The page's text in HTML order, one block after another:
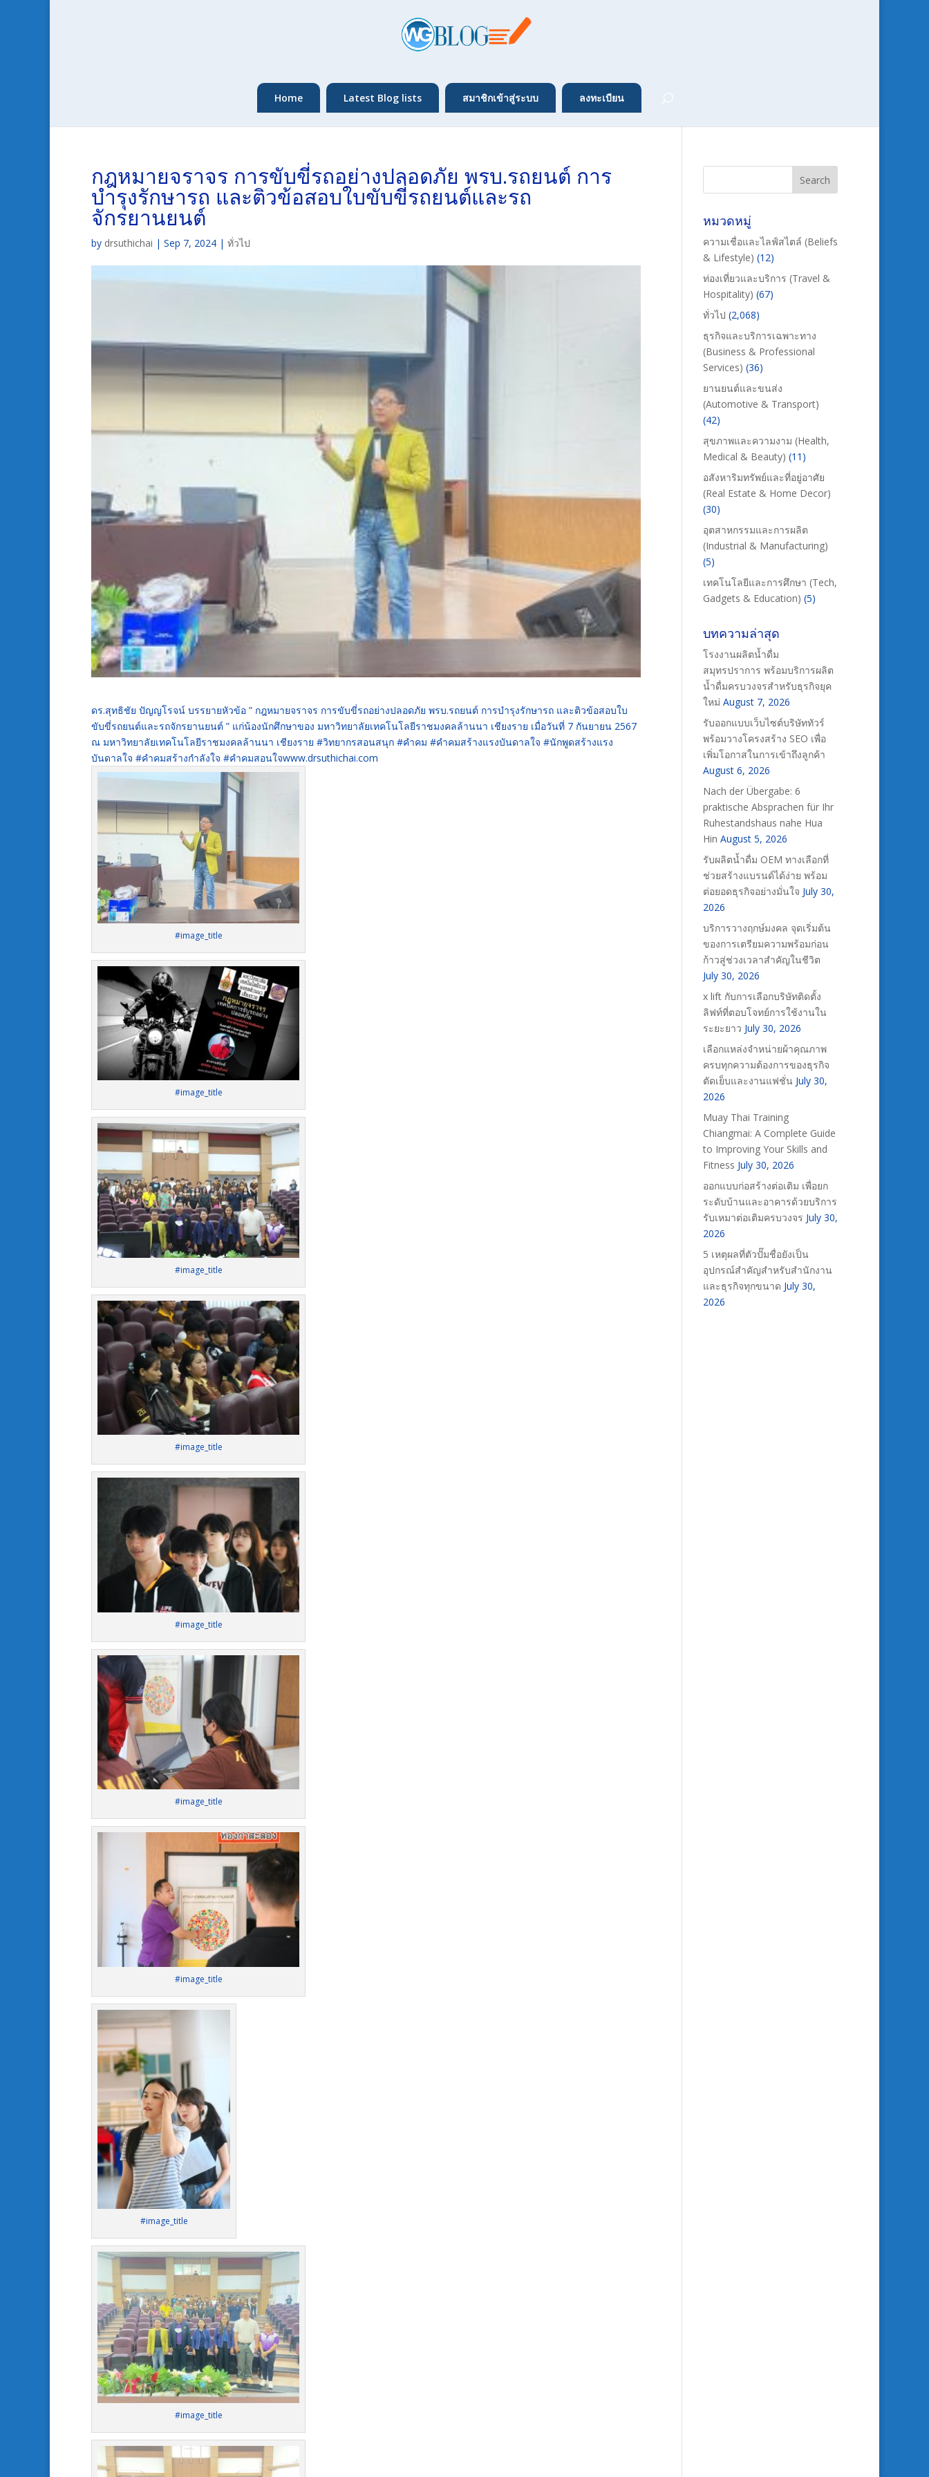
Home Latest Blog lists สมาชิกเข้าสู่ระบบ ลงทะเบียน
กฎหมายจราจร การขับขี่รถอย่างปลอดภัย พรบ.รถยนต์ การ
บำรุงรักษารถ และติวข้อสอบใบขับขี่รถยนต์และรถ
จักรยานยนต์
by drsuthichai | Sep 7, 2024 | ทั่วไป
ดร.สุทธิชัย ปัญญโรจน์ บรรยายหัวข้อ ” กฎหมายจราจร การขับขี่รถอย่างปลอดภัย พรบ.รถยนต์ การบำรุงรักษารถ และติวข้อสอบใบ
ขับขี่รถยนต์และรถจักรยานยนต์ ” แก่น้องนักศึกษาของ มหาวิทยาลัยเทคโนโลยีราชมงคลล้านนา เชียงราย เมื่อวันที่ 7 กันยายน 2567
ณ มหาวิทยาลัยเทคโนโลยีราชมงคลล้านนา เชียงราย #วิทยากรสอนสนุก #คำคม #คำคมสร้างแรงบันดาลใจ #นักพูดสร้างแรง
บันดาลใจ #คำคมสร้างกำลังใจ #คำคมสอนใจwww.drsuthichai.com
#image_title
#image_title
#image_title
#image_title
#image_title
#image_title
#image_title
#image_title
#image_title
หมวดหมู่
ความเชื่อและไลฟ์สไตล์ (Beliefs
& Lifestyle) (12)
ท่องเที่ยวและบริการ (Travel &
Hospitality) (67)
ทั่วไป (2,068)
ธุรกิจและบริการเฉพาะทาง
(Business & Professional
Services) (36)
ยานยนต์และขนส่ง
(Automotive & Transport)
(42)
สุขภาพและความงาม (Health,
Medical & Beauty) (11)
อสังหาริมทรัพย์และที่อยู่อาศัย
(Real Estate & Home Decor)
(30)
อุตสาหกรรมและการผลิต
(Industrial & Manufacturing)
(5)
เทคโนโลยีและการศึกษา (Tech,
Gadgets & Education) (5)
บทความล่าสุด
โรงงานผลิตน้ำดื่ม
สมุทรปราการ พร้อมบริการผลิต
น้ำดื่มครบวงจรสำหรับธุรกิจยุค
ใหม่ August 7, 2026
รับออกแบบเว็บไซต์บริษัททัวร์
พร้อมวางโครงสร้าง SEO เพื่อ
เพิ่มโอกาสในการเข้าถึงลูกค้า
August 6, 2026
Nach der Übergabe: 6
praktische Absprachen für Ihr
Ruhestandshaus nahe Hua
Hin August 5, 2026
รับผลิตน้ำดื่ม OEM ทางเลือกที่
ช่วยสร้างแบรนด์ได้ง่าย พร้อม
ต่อยอดธุรกิจอย่างมั่นใจ July 30,
2026
บริการวางฤกษ์มงคล จุดเริ่มต้น
ของการเตรียมความพร้อมก่อน
ก้าวสู่ช่วงเวลาสำคัญในชีวิต
July 30, 2026
x lift กับการเลือกบริษัทติดตั้ง
ลิฟท์ที่ตอบโจทย์การใช้งานใน
ระยะยาว July 30, 2026
เลือกแหล่งจำหน่ายผ้าคุณภาพ
ครบทุกความต้องการของธุรกิจ
ตัดเย็บและงานแฟชั่น July 30,
2026
Muay Thai Training
Chiangmai: A Complete Guide
to Improving Your Skills and
Fitness July 30, 2026
ออกแบบก่อสร้างต่อเติม เพื่อยก
ระดับบ้านและอาคารด้วยบริการ
รับเหมาต่อเติมครบวงจร July 30,
2026
5 เหตุผลที่ตัวปั๊มชื่อยังเป็น
อุปกรณ์สำคัญสำหรับสำนักงาน
และธุรกิจทุกขนาด July 30,
2026